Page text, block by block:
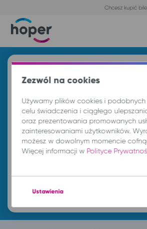
Chcesz kupić
DO
nd. 9 sie.
Zezwól na cookies
Używamy plików cookies i
celu świadczenia i ciągłego
oraz prezentowania promowanych
zainteresowaniami użytkowników.
możesz w dowolnym momencie
Więcej informacji w Polityce
Ustawienia